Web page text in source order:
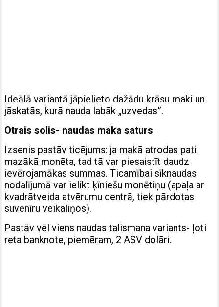
Ideālā variantā jāpielieto dažādu krāsu maki un
jāskatās, kurā nauda labāk „uzvedas”.
Otrais solis- naudas maka saturs
Izsenis pastāv ticējums: ja makā atrodas pati
mazākā monēta, tad tā var piesaistīt daudz
ievērojamākas summas. Ticamībai sīknaudas
nodalījumā var ielikt ķīniešu monētiņu (apaļa ar
kvadrātveida atvērumu centrā, tiek pārdotas
suvenīru veikaliņos).
Pastāv vēl viens naudas talismana variants- ļoti
reta banknote, piemēram, 2 ASV dolāri.